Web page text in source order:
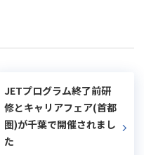
JETプログラム終了前研
修とキャリアフェア(首都
圏)が千葉で開催されまし
た